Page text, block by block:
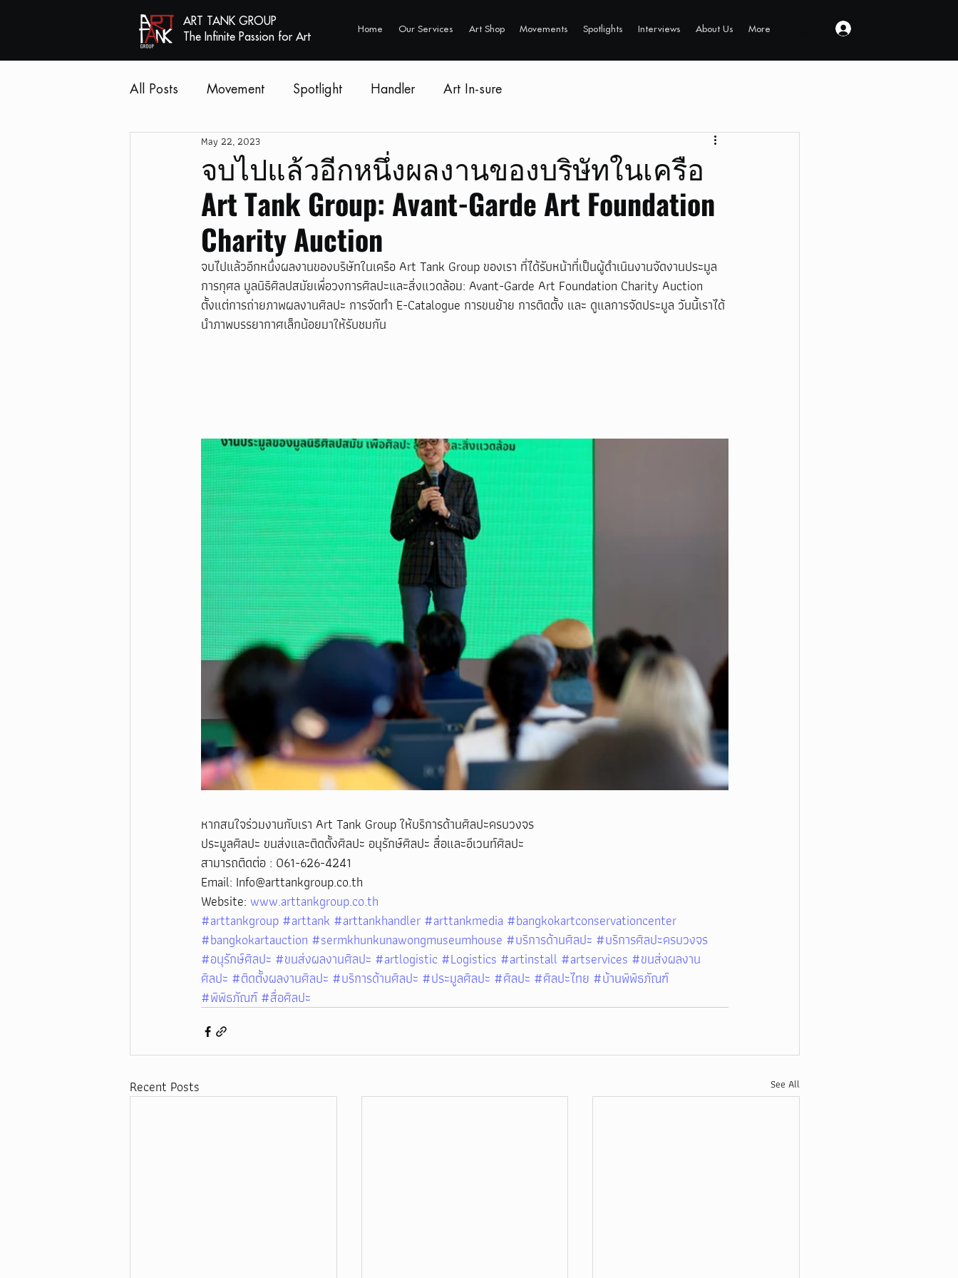
ART TANK GROUP
The Infinite Passion for Art
Home Our Services Art Shop Movements Spotlights Interviews About Us More
All Posts Movement Spotlight Handler Art In-sure
จบไปแล้วอีกหนึ่งผลงานของบริษัทในเครือ
Art Tank Group: Avant-Garde Art Foundation
Charity Auction
May 22, 2023
จบไปแล้วอีกหนึ่งผลงานของบริษัทในเครือ Art Tank Group ของเรา ที่ได้รับหน้าที่เป็นผู้ดำเนินงานจัดงานประมูล
การกุศล มูลนิธิศิลปสมัยเพื่อวงการศิลปะและสิ่งแวดล้อม: Avant-Garde Art Foundation Charity Auction
ตั้งแต่การถ่ายภาพผลงานศิลปะ การจัดทำ E-Catalogue การขนย้าย การติดตั้ง และ ดูแลการจัดประมูล วันนี้เราได้
นำภาพบรรยากาศเล็กน้อยมาให้รับชมกัน
หากสนใจร่วมงานกับเรา Art Tank Group ให้บริการด้านศิลปะครบวงจร
ประมูลศิลปะ ขนส่งและติดตั้งศิลปะ อนุรักษ์ศิลปะ สื่อและอีเวนท์ศิลปะ
สามารถติดต่อ : 061-626-4241
Email: Info@arttankgroup.co.th
Website: www.arttankgroup.co.th
#arttankgroup #arttank #arttankhandler #arttankmedia #bangkokartconservationcenter
#bangkokartauction #sermkhunkunawongmuseumhouse #บริการด้านศิลปะ #บริการศิลปะครบวงจร
#อนุรักษ์ศิลปะ #ขนส่งผลงานศิลปะ #artlogistic #Logistics #artinstall #artservices #ขนส่งผลงาน
ศิลปะ #ติดตั้งผลงานศิลปะ #บริการด้านศิลปะ #ประมูลศิลปะ #ศิลปะ #ศิลปะไทย #บ้านพิพิธภัณฑ์
#พิพิธภัณฑ์ #สื่อศิลปะ
Recent Posts See All